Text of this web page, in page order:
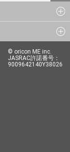
© oricon ME inc.
JASRAC許諾番号：
9009642140Y38026